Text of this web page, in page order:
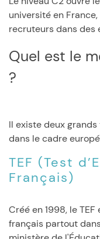
université en
recruteurs dans des
Quel est le meilleur test de français
?
Il existe deux
dans le cadre
TEF (Test
Français)
Créé en 1998, le
français partout